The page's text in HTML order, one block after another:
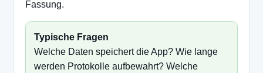
Fassung.
Typische Fragen
Welche Daten speichert die App? Wie lange
werden Protokolle aufbewahrt? Welche